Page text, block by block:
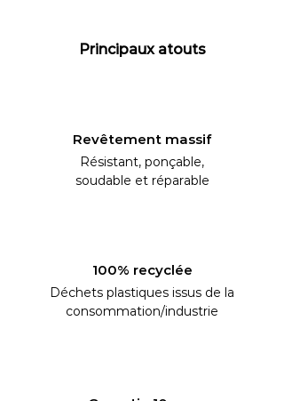
Principaux atouts
Revêtement massif
Résistant, ponçable,
soudable et réparable
100% recyclée
Déchets plastiques issus de la
consommation/industrie